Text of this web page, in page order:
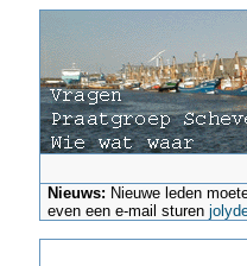
Nieuws: Nieuwe leden
even een e-mail sturen